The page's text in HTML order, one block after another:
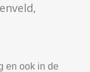
en ook in de